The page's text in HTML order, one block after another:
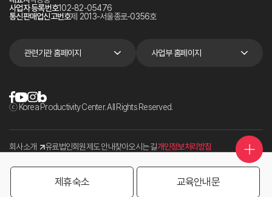
제휴숙소 교육안내문
사업자 등록번호102-82-05476
통신판매업신고번호제 2013-서울종로-0356호
관련기관 홈페이지 사업부 홈페이지
ⓒ Korea Productivity Center. All Rights Reserved.
회사소개 유료법인회원제도 안내찾아오시는 길개인정보처리방침